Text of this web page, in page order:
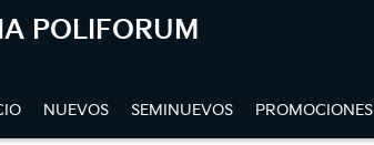
POLIFORUM
NUEVOS SEMINUEVOS PROMOCIONES